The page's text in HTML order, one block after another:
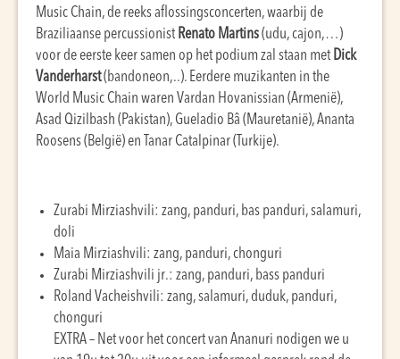
Music Chain, de reeks aflossingsconcerten, waarbij de
Braziliaanse percussionist Renato Martins(udu, cajon,…)
voor de eerste keer samen op het podium zal staan met Dick
Vanderharst(bandoneon,..). Eerdere muzikanten in the
World Music Chain waren Vardan Hovanissian (Armenië),
Asad Qizilbash (Pakistan), Gueladio Bâ (Mauretanië), Ananta
Roosens (België) en Tanar Catalpinar (Turkije).
Zurabi Mirziashvili: zang, panduri, bas panduri, salamuri,
doli
Maia Mirziashvili: zang, panduri, chonguri
Zurabi Mirziashvili jr.: zang, panduri, bass panduri
Roland Vacheishvili: zang, salamuri, duduk, panduri,
chonguri
EXTRA – Net voor het concert van Ananuri nodigen we u